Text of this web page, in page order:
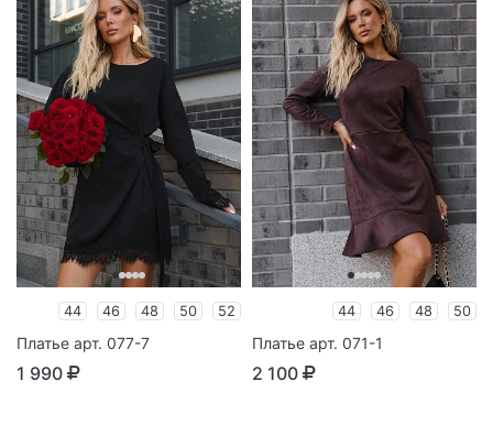
44 46 48 50 52
Платье арт. 077-7
1 990
44 46 48 50
Платье арт. 071-1
2 100